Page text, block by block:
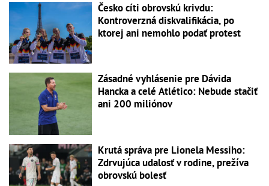
Česko cíti obrovskú krivdu:
Kontroverzná diskvalifikácia, po
ktorej ani nemohlo podať protest
Zásadné vyhlásenie pre Dávida
Hancka a celé Atlético: Nebude stačiť
ani 200 miliónov
Krutá správa pre Lionela Messiho:
Zdrvujúca udalosť v rodine, prežíva
obrovskú bolesť